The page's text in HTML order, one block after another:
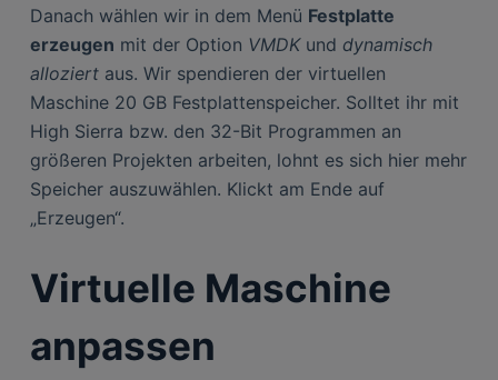
Danach wählen wir in dem Menü Festplatte
erzeugen mit der Option VMDKund dynamisch
alloziertaus. Wir spendieren der virtuellen
Maschine 20 GB Festplattenspeicher. Solltet ihr mit
High Sierra bzw. den 32-Bit Programmen an
größeren Projekten arbeiten, lohnt es sich hier mehr
Speicher auszuwählen. Klickt am Ende auf
„Erzeugen“.
Virtuelle Maschine
anpassen